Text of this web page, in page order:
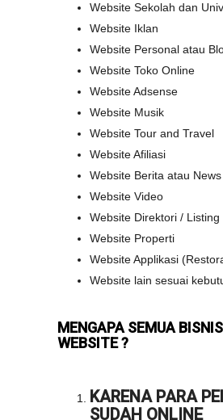
Website Sekolah dan
Website Iklan
Website Personal atau
Website Toko Online
Website Adsense
Website Musik
Website Tour and Travel
Website Afiliasi
Website Berita atau News
Website Video
Website Direktori / Listing
Website Properti
Website Applikasi
Website lain sesuai
MENGAPA SEMUA
WEBSITE ?
KARENA PARA
SUDAH ONLINE